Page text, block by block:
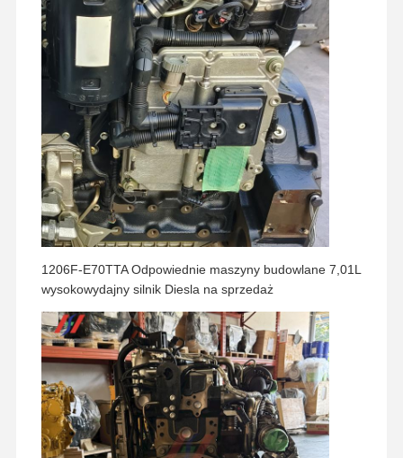
Wycieczka
Po Fabryce
Kontrola
Jakości
Skontaktuj
Się Z Nami
Aktualności
Sprawy
Silnik Perkinsa
Silnik Yanmar
Silnik Kubota
Silnik Isuzu
Silnik CUMMINS
Silnik Diesla
1206F-E70TTA Odpowiednie maszyny budowlane 7,01L
wysokowydajny silnik Diesla na sprzedaż